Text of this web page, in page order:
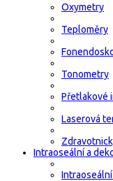
Oxymetry
Teploměry
Tonometry
Přetlakové
Laserová
Intraoseální a